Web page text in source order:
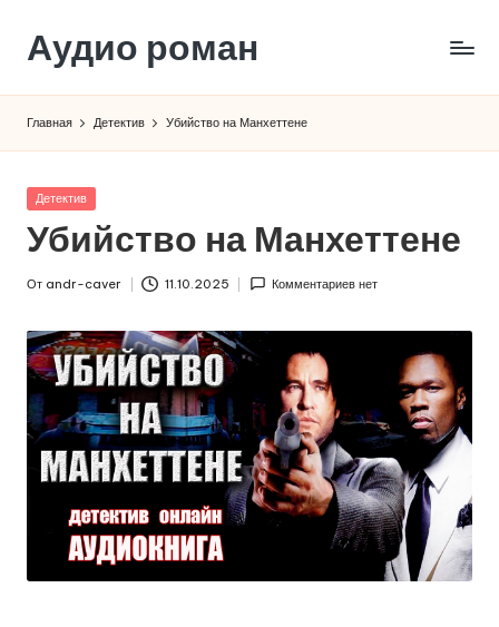
Перейти
содержимому
Аудио роман
Главная Детектив Убийство на Манхеттене
Опубликовано
Детектив
Убийство на Манхеттене
От andr-caver 11.10.2025 Комментариев нет